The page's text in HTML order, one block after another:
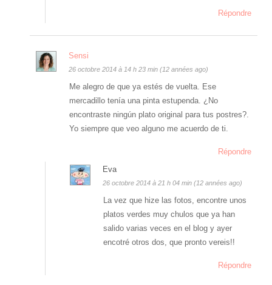
Répondre
Sensi
26 octobre 2014 à 14 h 23 min (12 années ago)
Me alegro de que ya estés de vuelta. Ese
mercadillo tenía una pinta estupenda. ¿No
encontraste ningún plato original para tus postres?.
Yo siempre que veo alguno me acuerdo de ti.
Répondre
Eva
26 octobre 2014 à 21 h 04 min (12 années ago)
La vez que hize las fotos, encontre unos
platos verdes muy chulos que ya han
salido varias veces en el blog y ayer
encotré otros dos, que pronto vereis!!
Répondre